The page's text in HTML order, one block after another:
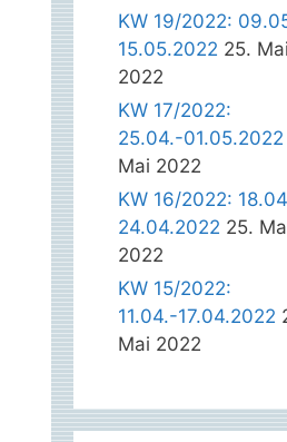
KW 19/2022:
15.05.2022 25. Mai
2022
KW 17/2022:
25.04.-01.05.2022
Mai 2022
KW 16/2022:
24.04.2022 25.
2022
KW 15/2022:
11.04.-17.04.2022
Mai 2022